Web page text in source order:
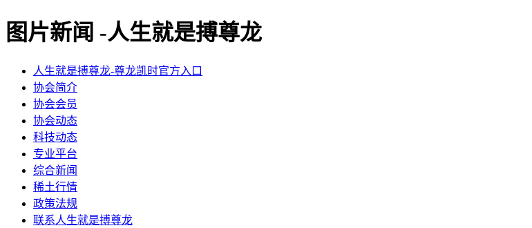
图片新闻 -人生就是搏尊龙
人生就是搏尊龙-尊龙凯时官方入口
协会简介
协会会员
协会动态
科技动态
专业平台
综合新闻
稀土行情
政策法规
联系人生就是搏尊龙